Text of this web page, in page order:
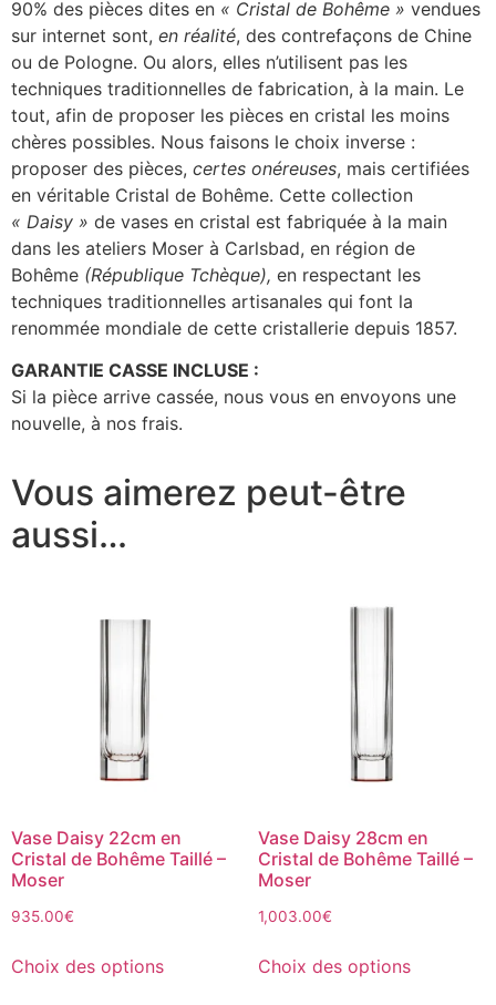
90% des pièces dites en « Cristal de Bohême » vendues
sur internet sont, en réalité, des contrefaçons de Chine
ou de Pologne. Ou alors, elles n’utilisent pas les
techniques traditionnelles de fabrication, à la main. Le
tout, afin de proposer les pièces en cristal les moins
chères possibles. Nous faisons le choix inverse :
proposer des pièces, certes onéreuses, mais certifiées
en véritable Cristal de Bohême. Cette collection
« Daisy » de vases en cristal est fabriquée à la main
dans les ateliers Moser à Carlsbad, en région de
Bohême (République Tchèque), en respectant les
techniques traditionnelles artisanales qui font la
renommée mondiale de cette cristallerie depuis 1857.
GARANTIE CASSE INCLUSE :
Si la pièce arrive cassée, nous vous en envoyons une
nouvelle, à nos frais.
Vous aimerez peut-être
aussi…
Vase Daisy 22cm en
Cristal de Bohême Taillé –
Moser
935.00€
Choix des options
Vase Daisy 28cm en
Cristal de Bohême Taillé –
Moser
1,003.00€
Choix des options